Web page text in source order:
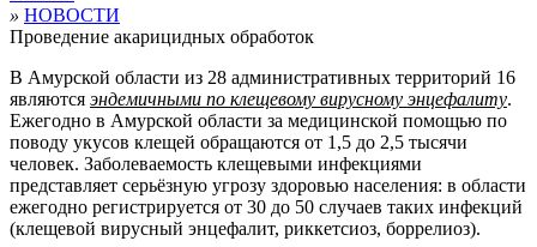
» НОВОСТИ
Проведение акарицидных обработок
В Амурской области из 28 административных территорий 16
являются эндемичными по клещевому вирусному энцефалиту.
Ежегодно в Амурской области за медицинской помощью по
поводу укусов клещей обращаются от 1,5 до 2,5 тысячи
человек. Заболеваемость клещевыми инфекциями
представляет серьёзную угрозу здоровью населения: в области
ежегодно регистрируется от 30 до 50 случаев таких инфекций
(клещевой вирусный энцефалит, риккетсиоз, боррелиоз).